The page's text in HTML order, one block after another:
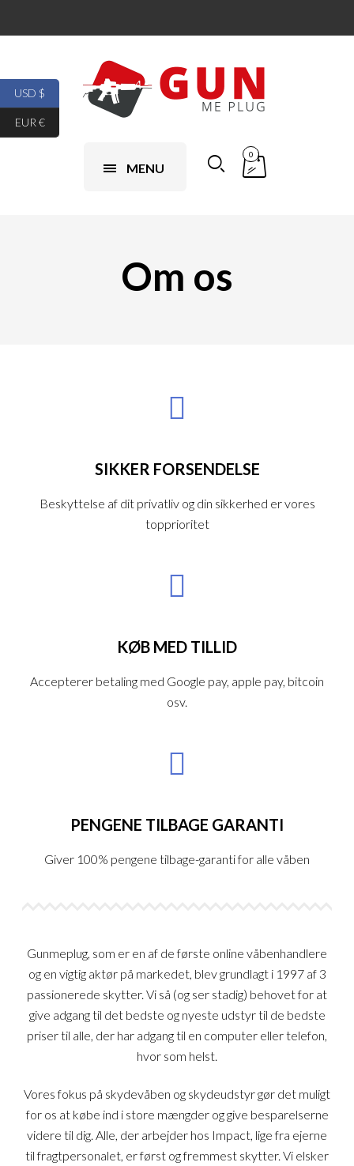
MENU
0
Om os
SIKKER FORSENDELSE
Beskyttelse af dit privatliv og din sikkerhed er vores
topprioritet
KØB MED TILLID
Accepterer betaling med Google pay, apple pay, bitcoin
osv.
PENGENE TILBAGE GARANTI
Giver 100% pengene tilbage-garanti for alle våben
Gunmeplug, som er en af de første online våbenhandlere
og en vigtig aktør på markedet, blev grundlagt i 1997 af 3
passionerede skytter. Vi så (og ser stadig) behovet for at
give adgang til det bedste og nyeste udstyr til de bedste
priser til alle, der har adgang til en computer eller telefon,
hvor som helst.
Vores fokus på skydevåben og skydeudstyr gør det muligt
for os at købe ind i store mængder og give besparelserne
videre til dig. Alle, der arbejder hos Impact, lige fra ejerne
til fragtpersonalet, er først og fremmest skytter. Vi elsker
USD $
EUR €